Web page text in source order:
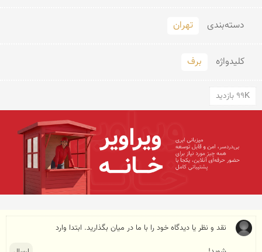
دسته‌بندی تهران
کلید‌واژه برف
99K بازدید